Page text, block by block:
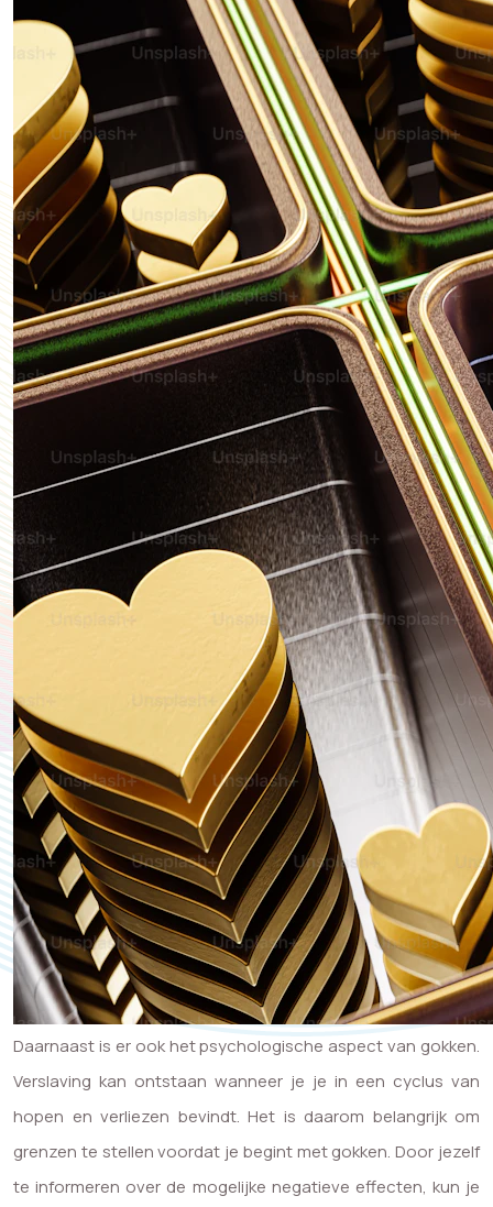
Daarnaast is er ook het psychologische aspect van gokken.
Verslaving kan ontstaan wanneer je je in een cyclus van
hopen en verliezen bevindt. Het is daarom belangrijk om
grenzen te stellen voordat je begint met gokken. Door jezelf
te informeren over de mogelijke negatieve effecten, kun je